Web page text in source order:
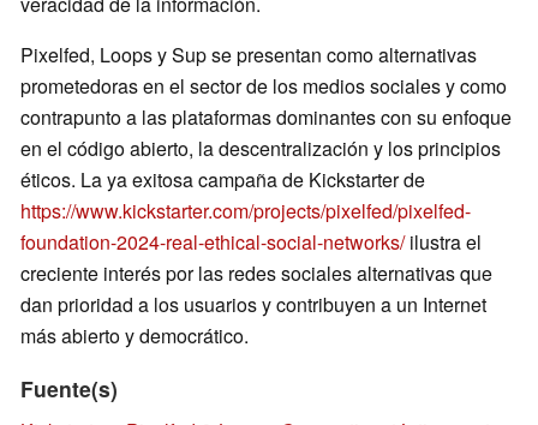
Pixelfed, Loops y Sup se presentan como alternativas
prometedoras en el sector de los medios sociales y como
contrapunto a las plataformas dominantes con su enfoque
en el código abierto, la descentralización y los principios
éticos. La ya exitosa campaña de Kickstarter de
https://www.kickstarter.com/projects/pixelfed/pixelfed-
foundation-2024-real-ethical-social-networks/ilustra el
creciente interés por las redes sociales alternativas que
dan prioridad a los usuarios y contribuyen a un Internet
más abierto y democrático.
Fuente(s)